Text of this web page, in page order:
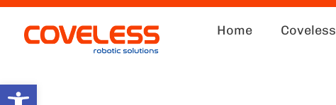
Abrir barra de herramientas
Home Coveless